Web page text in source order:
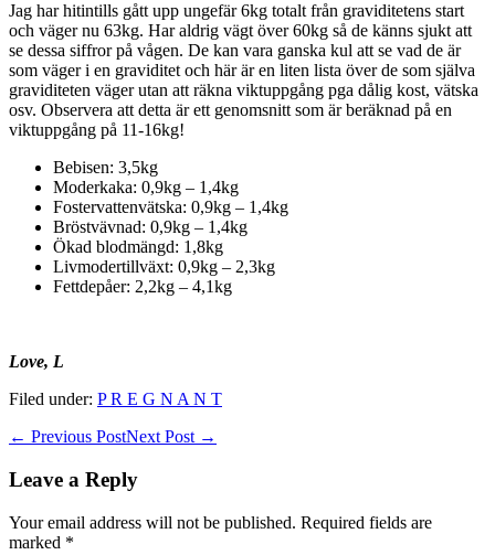
Jag har hitintills gått upp ungefär 6kg totalt från graviditetens start
och väger nu 63kg. Har aldrig vägt över 60kg så de känns sjukt att
se dessa siffror på vågen. De kan vara ganska kul att se vad de är
som väger i en graviditet och här är en liten lista över de som själva
graviditeten väger utan att räkna viktuppgång pga dålig kost, vätska
osv. Observera att detta är ett genomsnitt som är beräknad på en
viktuppgång på 11-16kg!
Bebisen: 3,5kg
Moderkaka: 0,9kg – 1,4kg
Fostervattenvätska: 0,9kg – 1,4kg
Bröstvävnad: 0,9kg – 1,4kg
Ökad blodmängd: 1,8kg
Livmodertillväxt: 0,9kg – 2,3kg
Fettdepåer: 2,2kg – 4,1kg
Love, L
Filed under: P R E G N A N T
Post
← Previous PostNext Post →
Leave a Reply
Your email address will not be published. Required fields are
marked *